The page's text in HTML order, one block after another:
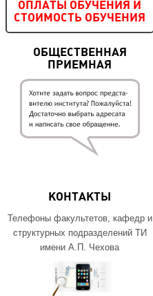
ОПЛАТЫ ОБУЧЕНИЯ И
СТОИМОСТЬ ОБУЧЕНИЯ
ОБЩЕСТВЕННАЯ
ПРИЕМНАЯ
КОНТАКТЫ
Телефоны факультетов, кафедр и
структурных подразделений ТИ
имени А.П. Чехова